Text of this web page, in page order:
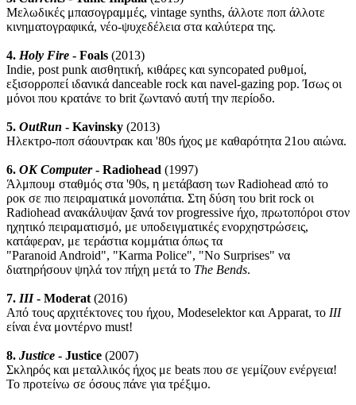
Μελωδικές μπασογραμμές, vintage synths, άλλοτε ποπ άλλοτε
κινηματογραφικά, νέο-ψυχεδέλεια στα καλύτερα της.
4. Holy Fire - Foals (2013)
Indie, post punk αισθητική, κιθάρες και syncopated ρυθμοί,
εξισορροπεί ιδανικά danceable rock και navel-gazing pop. Ίσως οι
μόνοι που κρατάνε το brit ζωντανό αυτή την περίοδο.
5. OutRun - Kavinsky (2013)
Ηλεκτρο-ποπ σάουντρακ και '80s ήχος με καθαρότητα 21ου αιώνα.
6. OK Computer- Radiohead (1997)
Άλμπουμ σταθμός στα '90s, η μετάβαση των Radiohead από το
ροκ σε πιο πειραματικά μονοπάτια. Στη δύση του brit rock οι
Radiohead ανακάλυψαν ξανά τον progressive ήχο, πρωτοπόροι στον
ηχητικό πειραματισμό, με υποδειγματικές ενορχηστρώσεις,
κατάφεραν, με τεράστια κομμάτια όπως τα
"Paranoid Android", "Karma Police", "No Surprises" να
διατηρήσουν ψηλά τον πήχη μετά το The Bends.
7. III- Moderat (2016)
Από τους αρχιτέκτονες του ήχου, Modeselektor και Apparat, το III
είναι ένα μοντέρνο must!
8. Justice - Justice (2007)
Σκληρός και μεταλλικός ήχος με beats που σε γεμίζουν ενέργεια!
Το προτείνω σε όσους πάνε για τρέξιμο.